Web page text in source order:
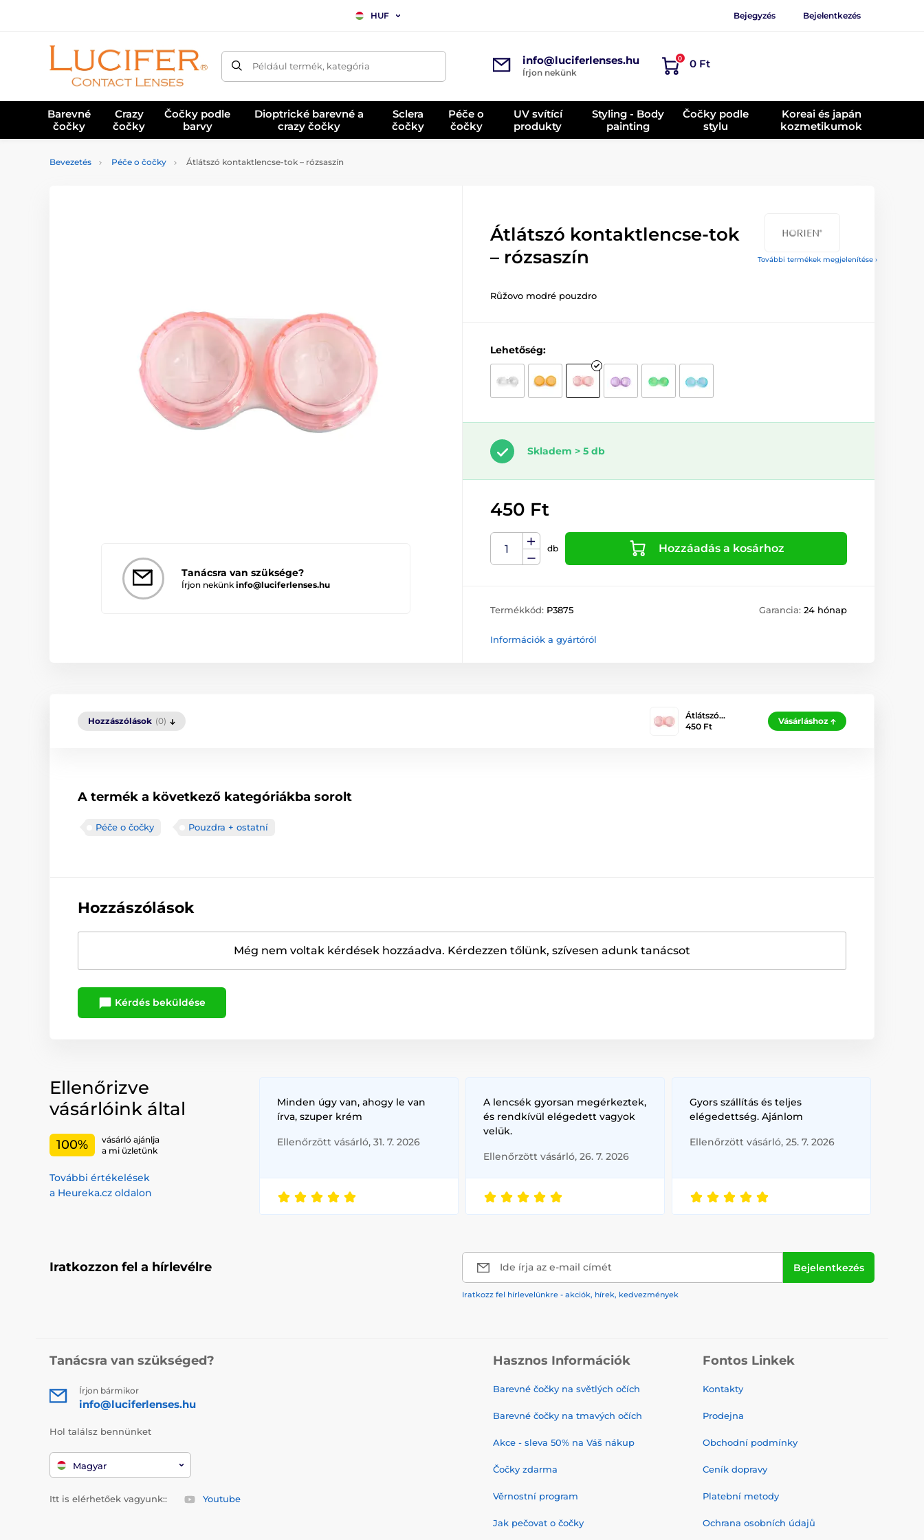
HUF Bejegyzés Bejelentkezés
Például termék, kategória info@luciferlenses.hu
Írjon nekünk
0 0 Ft
Barevné
čočky
Crazy
čočky
Čočky podle
barvy
Dioptrické barevné a
crazy čočky
Sclera
čočky
Péče o
čočky
UV svítící
produkty
Styling - Body
painting
Čočky podle
stylu
Koreai és japán
kozmetikumok
Bevezetés Péče o čočky Átlátszó kontaktlencse-tok – rózsaszín
További termékek megjelenítése ›
Tanácsra van szüksége?
Írjon nekünk info@luciferlenses.hu
Átlátszó kontaktlencse-tok
– rózsaszín
Růžovo modré pouzdro
Lehetőség:
Skladem > 5 db
450 Ft
db Hozzáadás a kosárhoz
Termékkód: P3875 Garancia: 24 hónap
Információk a gyártóról
Hozzászólások (0)
Átlátszó…
450 Ft
Vásárláshoz
A termék a következő kategóriákba sorolt
Péče o čočky Pouzdra + ostatní
Hozzászólások
Még nem voltak kérdések hozzáadva. Kérdezzen tőlünk, szívesen adunk tanácsot
Kérdés beküldése
Ellenőrizve
vásárlóink által
100%
vásárló ajánlja
a mi üzletünk
További értékelések
a Heureka.cz oldalon
Minden úgy van, ahogy le van
írva, szuper krém
Ellenőrzött vásárló, 31. 7. 2026
A lencsék gyorsan megérkeztek,
és rendkívül elégedett vagyok
velük.
Ellenőrzött vásárló, 26. 7. 2026
Gyors szállítás és teljes
elégedettség. Ajánlom
Ellenőrzött vásárló, 25. 7. 2026
Iratkozzon fel a hírlevélre Ide írja az e-mail címét Bejelentkezés
Iratkozz fel hírlevelünkre - akciók, hírek, kedvezmények
Tanácsra van szükséged?
Írjon bármikor
info@luciferlenses.hu
Hol találsz bennünket
Magyar
Itt is elérhetőek vagyunk:: Youtube
Hasznos Információk
Barevné čočky na světlých očích
Barevné čočky na tmavých očích
Akce - sleva 50% na Váš nákup
Čočky zdarma
Věrnostní program
Jak pečovat o čočky
Fontos Linkek
Kontakty
Prodejna
Obchodní podmínky
Ceník dopravy
Platební metody
Ochrana osobních údajů